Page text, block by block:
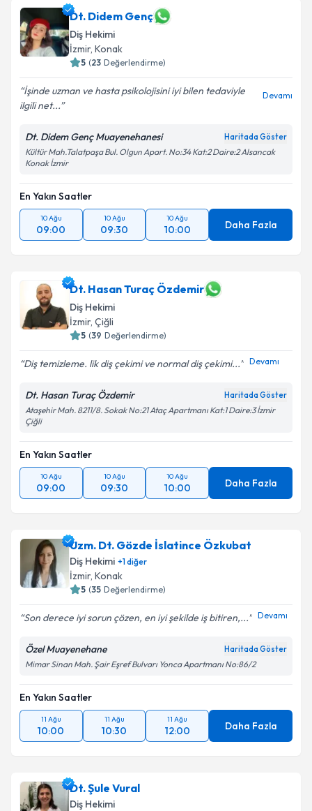
Dt. Didem Genç
Diş Hekimi
İzmir, Konak
5 (23 Değerlendirme)
İşinde uzman ve hasta psikolojisini iyi bilen tedaviyle
ilgili net...
Devamı
Dt. Didem Genç Muayenehanesi Haritada Göster
Kültür Mah.Talatpaşa Bul. Olgun Apart. No:34 Kat:2 Daire:2 Alsancak
Konak İzmir
En Yakın Saatler
10 Ağu
09:00
10 Ağu
09:30
10 Ağu
10:00 Daha Fazla
Dt. Hasan Turaç Özdemir
Diş Hekimi
İzmir, Çiğli
5 (39 Değerlendirme)
Diş temizleme. lik diş çekimi ve normal diş çekimi... Devamı
Dt. Hasan Turaç Özdemir Haritada Göster
Ataşehir Mah. 8211/8. Sokak No:21 Ataç Apartmanı Kat:1 Daire:3 İzmir
Çiğli
En Yakın Saatler
10 Ağu
09:00
10 Ağu
09:30
10 Ağu
10:00 Daha Fazla
Uzm. Dt. Gözde İslatince Özkubat
Diş Hekimi +1diğer
İzmir, Konak
5 (35 Değerlendirme)
Son derece iyi sorun çözen, en iyi şekilde iş bitiren,... Devamı
Özel Muayenehane Haritada Göster
Mimar Sinan Mah. Şair Eşref Bulvarı Yonca Apartmanı No:86/2
En Yakın Saatler
11 Ağu
10:00
11 Ağu
10:30
11 Ağu
12:00 Daha Fazla
Dt. Şule Vural
Diş Hekimi